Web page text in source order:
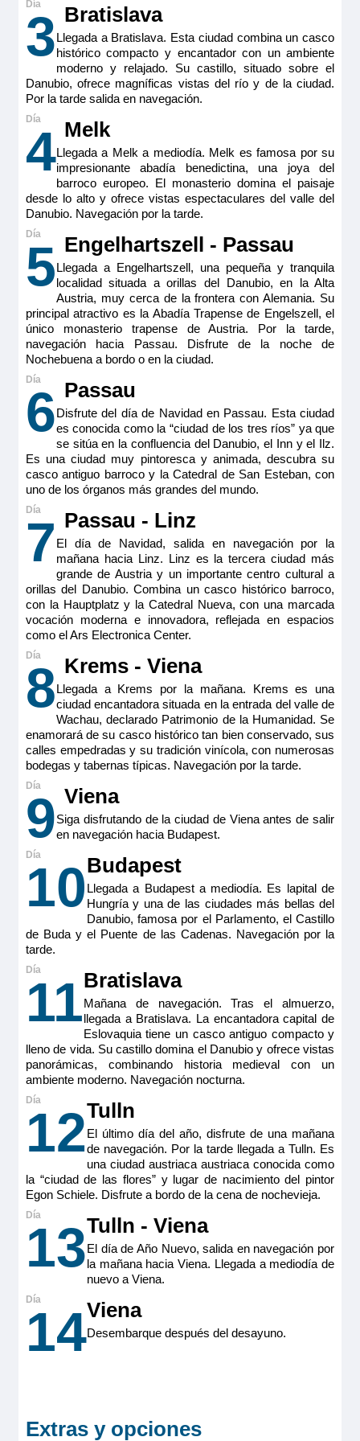
RiverSide Mozart
Riverside Suite – Puente Intermedio –
Seahorse
Todo incluidopor16.783€15.202€ p.p.
Pensión completa con excursiones por 17.108€ 15.527€ p.p.
Todo incluido con excursionespor 18.083€16.502€ p.p.
Reservar
En estas suite se puede ver por desde la mañana el paisaje
desde la cama king-size separable a través del ventanal de
suelo a techo. Disfruta del estilo y la comodidad en esta
cabina.Ofrece acomodación para dos personas, baño privado
con ducha, armarios, escritorio, minibar, sofa con mesa,
ssecador, TV HD, cafetera espresso y electricidad 220V.
Tamaño
20 m 2
Ocupación máxima
2
Categoría
5 anclas lujo
RiverSide Mozart
Penthouse Suite – Puente Intermedio –
Seahorse
Pensión completapor 20.886€18.797€
Pensión completa con excursiones
Reservar
En la cubierta Seahorse encontrarás no solo el spa y la
piscina, sino también las Penthouse Suites, cada una con un
área de 30m cuadrados. Simplemente perfecto para
descansar y relajarse. Al igual que la Suite Mozart y la
Owner’s Suite, tienen dos lavabos en el baño. Son perfectas
incluso si viaja con un niño, que podrá dormir plácidamente
en el sofá cama. Se incluye un traslado privado en limusina
entre el barco y el aeropuerto o estación de tren.
Tamaño
31 m2
Ocupación máxima
2
Categoría
3 Bratislava
Llegada a Bratislava. Esta ciudad combina un casco
histórico compacto y encantador con un ambiente
moderno y relajado. Su castillo, situado sobre el
Danubio, ofrece magníficas vistas del río y de la ciudad.
Por la tarde salida en navegación.
4 Melk
Llegada a Melk a mediodía. Melk es famosa por su
impresionante abadía benedictina, una joya del
barroco europeo. El monasterio domina el paisaje
desde lo alto y ofrece vistas espectaculares del valle del
Danubio. Navegación por la tarde.
5 Engelhartszell - Passau
Llegada a Engelhartszell, una pequeña y tranquila
localidad situada a orillas del Danubio, en la Alta
Austria, muy cerca de la frontera con Alemania. Su
principal atractivo es la Abadía Trapense de Engelszell, el
único monasterio trapense de Austria. Por la tarde,
navegación hacia Passau. Disfrute de la noche de
Nochebuena a bordo o en la ciudad.
6 Passau
Disfrute del día de Navidad en Passau. Esta ciudad
es conocida como la “ciudad de los tres ríos” ya que
se sitúa en la confluencia del Danubio, el Inn y el Ilz.
Es una ciudad muy pintoresca y animada, descubra su
casco antiguo barroco y la Catedral de San Esteban, con
uno de los órganos más grandes del mundo.
7 Passau - Linz
El día de Navidad, salida en navegación por la
mañana hacia Linz. Linz es la tercera ciudad más
grande de Austria y un importante centro cultural a
orillas del Danubio. Combina un casco histórico barroco,
con la Hauptplatz y la Catedral Nueva, con una marcada
vocación moderna e innovadora, reflejada en espacios
como el Ars Electronica Center.
8 Krems - Viena
Llegada a Krems por la mañana. Krems es una
ciudad encantadora situada en la entrada del valle de
Wachau, declarado Patrimonio de la Humanidad. Se
enamorará de su casco histórico tan bien conservado, sus
calles empedradas y su tradición vinícola, con numerosas
bodegas y tabernas típicas. Navegación por la tarde.
9 Viena
Siga disfrutando de la ciudad de Viena antes de salir
en navegación hacia Budapest.
10Budapest
Llegada a Budapest a mediodía. Es lapital de
Hungría y una de las ciudades más bellas del
Danubio, famosa por el Parlamento, el Castillo
de Buda y el Puente de las Cadenas. Navegación por la
tarde.
11Bratislava
Mañana de navegación. Tras el almuerzo,
llegada a Bratislava. La encantadora capital de
Eslovaquia tiene un casco antiguo compacto y
lleno de vida. Su castillo domina el Danubio y ofrece vistas
panorámicas, combinando historia medieval con un
ambiente moderno. Navegación nocturna.
12Tulln
El último día del año, disfrute de una mañana
de navegación. Por la tarde llegada a Tulln. Es
una ciudad austriaca austriaca conocida como
la “ciudad de las flores” y lugar de nacimiento del pintor
Egon Schiele. Disfrute a bordo de la cena de nochevieja.
13Tulln - Viena
El día de Año Nuevo, salida en navegación por
la mañana hacia Viena. Llegada a mediodía de
nuevo a Viena.
14Viena
Desembarque después del desayuno.
Extras y opciones